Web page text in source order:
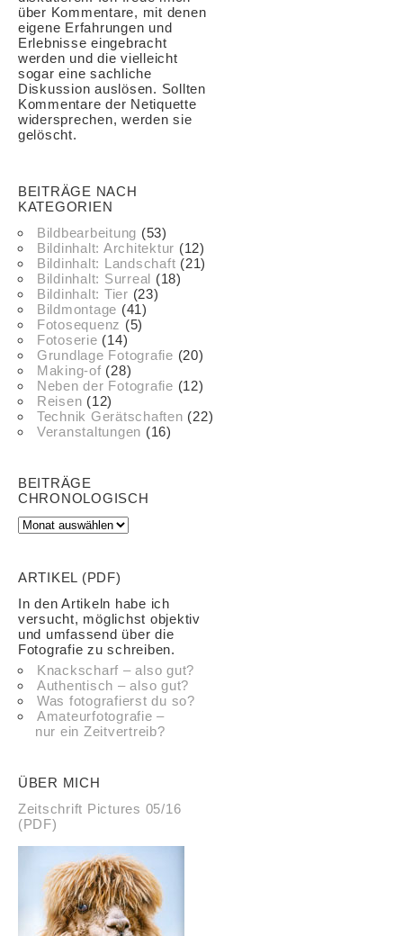
über Kommentare, mit denen
eigene Erfahrungen und
Erlebnisse eingebracht
werden und die vielleicht
sogar eine sachliche
Diskussion auslösen. Sollten
Kommentare der Netiquette
widersprechen, werden sie
gelöscht.
BEITRÄGE NACH
KATEGORIEN
Bildbearbeitung (53)
Bildinhalt: Architektur (12)
Bildinhalt: Landschaft (21)
Bildinhalt: Surreal (18)
Bildinhalt: Tier (23)
Bildmontage (41)
Fotosequenz (5)
Fotoserie (14)
Grundlage Fotografie (20)
Making-of (28)
Neben der Fotografie (12)
Reisen (12)
Technik Gerätschaften (22)
Veranstaltungen (16)
BEITRÄGE
CHRONOLOGISCH
ARTIKEL (PDF)
In den Artikeln habe ich
versucht, möglichst objektiv
und umfassend über die
Fotografie zu schreiben.
Knackscharf – also gut?
Authentisch – also gut?
Was fotografierst du so?
Amateurfotografie –
nur ein Zeitvertreib?
ÜBER MICH
Zeitschrift Pictures 05/16
(PDF)